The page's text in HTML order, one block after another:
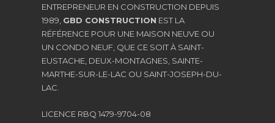
ENTREPRENEUR EN CONSTRUCTION DEPUIS
1989, GBD CONSTRUCTION EST LA
RÉFÉRENCE POUR UNE MAISON NEUVE OU
UN CONDO NEUF, QUE CE SOIT À SAINT-
EUSTACHE, DEUX-MONTAGNES, SAINTE-
MARTHE-SUR-LE-LAC OU SAINT-JOSEPH-DU-
LAC.
LICENCE RBQ 1479-9704-08